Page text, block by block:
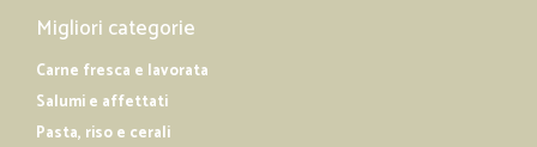
Migliori categorie
Carne fresca e lavorata
Salumi e affettati
Pasta, riso e cerali